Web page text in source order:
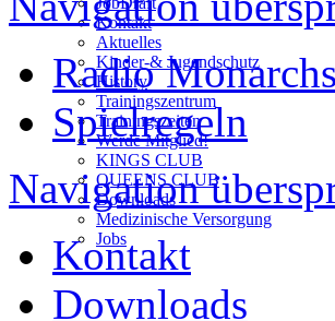
Kontakt
Aktuelles
Kinder-& Jugendschutz
History
Trainingszentrum
Trainingszeiten
Werde Mitglied!
KINGS CLUB
QUEENS CLUB
Downloads
Medizinische Versorgung
Jobs
Radio Monarchs
Spielregeln
Navigation
Kontakt
Downloads